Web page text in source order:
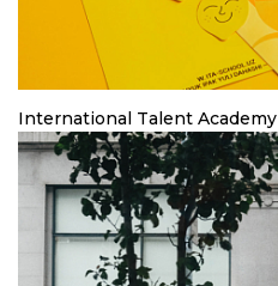
International Talent Academy